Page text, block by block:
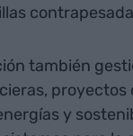
también
proyectos
y